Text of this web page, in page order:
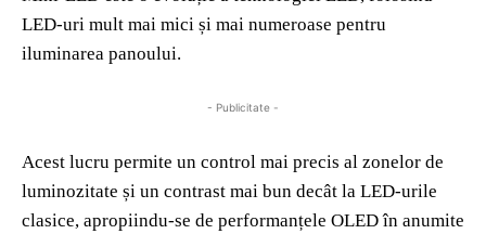
LED‑uri mult mai mici și mai numeroase pentru
iluminarea panoului.
- Publicitate -
Acest lucru permite un control mai precis al zonelor de
luminozitate și un contrast mai bun decât la LED‑urile
clasice, apropiindu‑se de performanțele OLED în anumite